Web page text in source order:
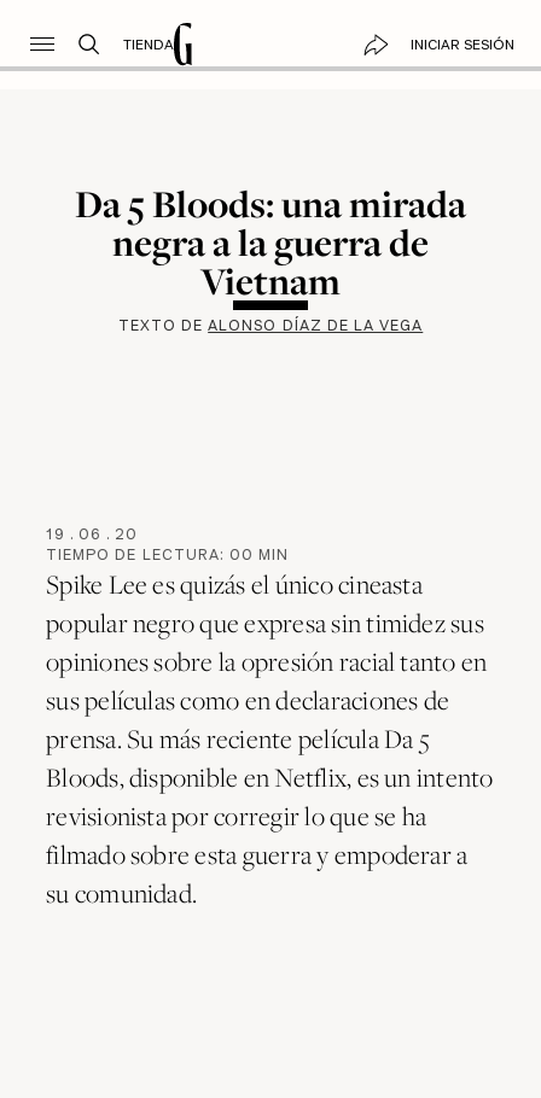
TIENDA INICIAR SESIÓN
Da 5 Bloods: una mirada
negra a la guerra de
Vietnam
TEXTO DEALONSO DÍAZ DE LA VEGA
19 . 06 . 20
TIEMPO DE LECTURA: 00 MIN
Spike Lee es quizás el único cineasta
popular negro que expresa sin timidez sus
opiniones sobre la opresión racial tanto en
sus películas como en declaraciones de
prensa. Su más reciente película Da 5
Bloods, disponible en Netflix, es un intento
revisionista por corregir lo que se ha
filmado sobre esta guerra y empoderar a
su comunidad.